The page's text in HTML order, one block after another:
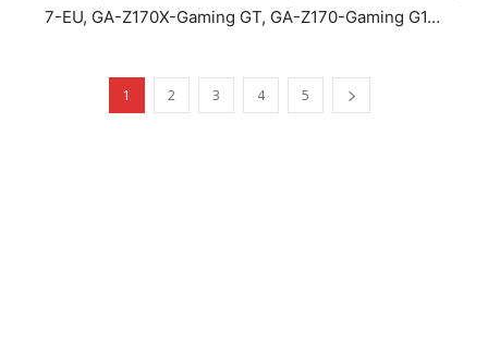
7-EU, GA-Z170X-Gaming GT, GA-Z170-Gaming G1…
1 2 3 4 5